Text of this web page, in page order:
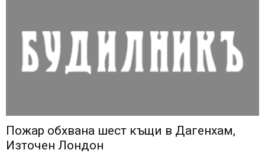
Пожар обхвана шест къщи в Дагенхам,
Източен Лондон